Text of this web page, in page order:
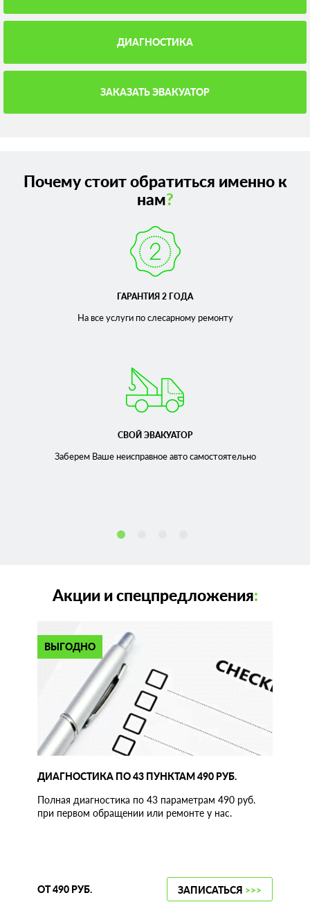
ДИАГНОСТИКА
ЗАКАЗАТЬ ЭВАКУАТОР
Почему стоит обратиться именно к
нам?
ГАРАНТИЯ 2 ГОДА
На все услуги по слесарномуремонту
СВОЙ ЭВАКУАТОР
Заберем Ваше неисправноеавто самостоятельно
Акции и спецпредложения:
ВЫГОДНО
ДИАГНОСТИКА ПО 43 ПУНКТАМ 490 РУБ.
Полная диагностика по 43 параметрам 490 руб.
при первом обращении или ремонте у нас.
ОТ 490 РУБ. ЗАПИСАТЬСЯ >>>